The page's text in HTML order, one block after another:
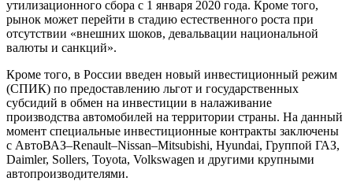
утилизационного сбора с 1 января 2020 года. Кроме того,
рынок может перейти в стадию естественного роста при
отсутствии «внешних шоков, девальвации национальной
валюты и санкций».
Кроме того, в России введен новый инвестиционный режим
(СПИК) по предоставлению льгот и государственных
субсидий в обмен на инвестиции в налаживание
производства автомобилей на территории страны. На данный
момент специальные инвестиционные контракты заключены
с АвтоВАЗ–Renault–Nissan–Mitsubishi, Hyundai, Группой ГАЗ,
Daimler, Sollers, Toyota, Volkswagen и другими крупными
автопроизводителями.